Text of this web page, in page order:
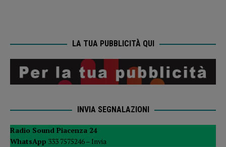
LA TUA PUBBLICITÀ QUI
INVIA SEGNALAZIONI
Radio Sound Piacenza 24
WhatsApp 333 7575246 – Invia